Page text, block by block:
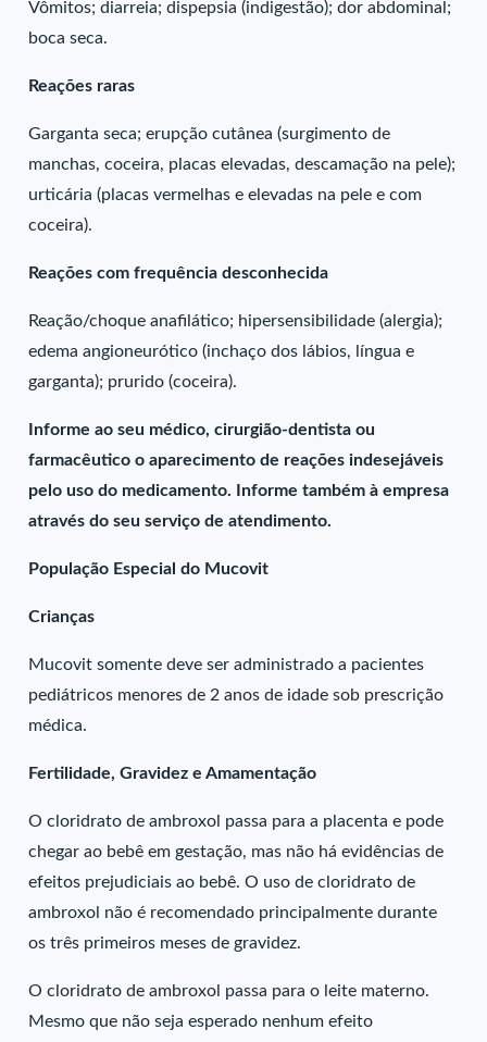
Vômitos; diarreia; dispepsia (indigestão); dor abdominal;
boca seca.
Reações raras
Garganta seca; erupção cutânea (surgimento de
manchas, coceira, placas elevadas, descamação na pele);
urticária (placas vermelhas e elevadas na pele e com
coceira).
Reações com frequência desconhecida
Reação/choque anafilático; hipersensibilidade (alergia);
edema angioneurótico (inchaço dos lábios, língua e
garganta); prurido (coceira).
Informe ao seu médico, cirurgião-dentista ou
farmacêutico o aparecimento de reações indesejáveis
pelo uso do medicamento. Informe também à empresa
através do seu serviço de atendimento.
População Especial do Mucovit
Crianças
Mucovit somente deve ser administrado a pacientes
pediátricos menores de 2 anos de idade sob prescrição
médica.
Fertilidade, Gravidez e Amamentação
O cloridrato de ambroxol passa para a placenta e pode
chegar ao bebê em gestação, mas não há evidências de
efeitos prejudiciais ao bebê. O uso de cloridrato de
ambroxol não é recomendado principalmente durante
os três primeiros meses de gravidez.
O cloridrato de ambroxol passa para o leite materno.
Mesmo que não seja esperado nenhum efeito